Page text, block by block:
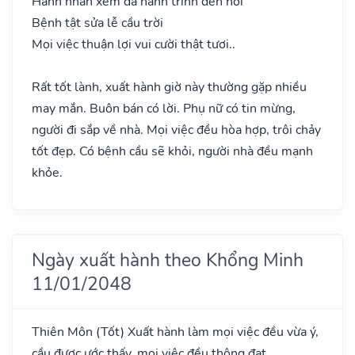
Bệnh tật sửa lễ cầu trời
Mọi việc thuận lợi vui cười thật tươi..
Rất tốt lành, xuất hành giờ này thường gặp nhiều
may mắn. Buôn bán có lời. Phụ nữ có tin mừng,
người đi sắp về nhà. Mọi việc đều hòa hợp, trôi chảy
tốt đẹp. Có bệnh cầu sẽ khỏi, người nhà đều mạnh
khỏe.
Ngày xuất hành theo Khổng Minh
11/01/2048
Thiên Môn (Tốt) Xuất hành làm mọi việc đều vừa ý,